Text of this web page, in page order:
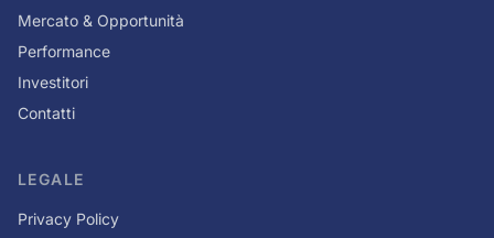
Mercato & Opportunità
Performance
Investitori
Contatti
LEGALE
Privacy Policy